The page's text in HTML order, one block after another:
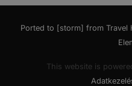
Ported to [storm] from Travel
This website is